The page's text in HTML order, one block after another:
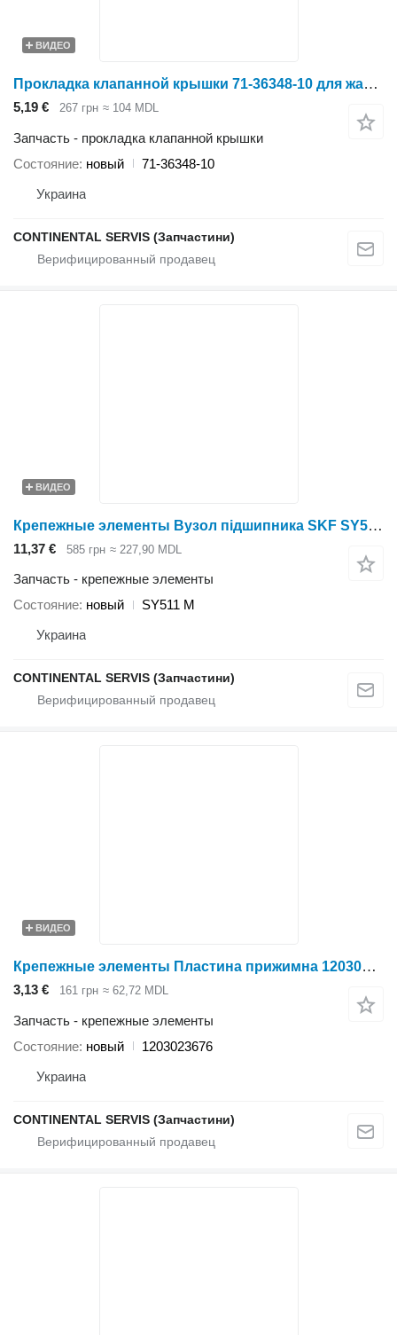
ВИДЕО
Прокладка клапанной крышки 71-36348-10 для жатки зерновой Holmer
5,19 € 267 грн ≈ 104 MDL
Запчасть - прокладка клапанной крышки
Состояние новый
71-36348-10
Украина
CONTINENTAL SERVIS (Запчастини)
ВИДЕО
Крепежные элементы Вузол підшипника SKF SY511 M для жатки роторной Holmer
11,37 € 585 грн ≈ 227,90 MDL
Запчасть - крепежные элементы
Состояние новый
SY511 M
Украина
CONTINENTAL SERVIS (Запчастини)
ВИДЕО
Крепежные элементы Пластина прижимна 1203023676 для жатки зерновой Holmer
3,13 € 161 грн ≈ 62,72 MDL
Запчасть - крепежные элементы
Состояние новый
1203023676
Украина
CONTINENTAL SERVIS (Запчастини)